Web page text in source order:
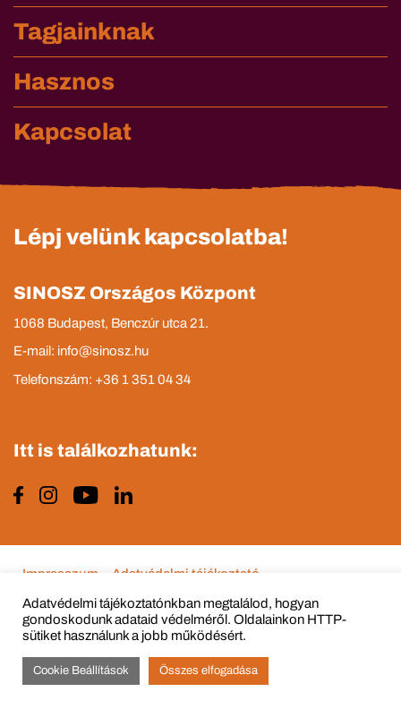
Tagjainknak
Hasznos
Kapcsolat
Lépj velünk kapcsolatba!
SINOSZ Országos Központ
1068 Budapest, Benczúr utca 21.
E-mail: info@sinosz.hu
Telefonszám: +36 1 351 04 34
Itt is találkozhatunk:
© Copyright 2015 - 2022 All Rights Reserved
Impresszum Adatvédelmi tájékoztató
Adatvédelmi tájékoztatónkban megtalálod, hogyan
gondoskodunk adataid védelméről. Oldalainkon HTTP-
sütiket használunk a jobb működésért.
Cookie Beállítások Összes elfogadása